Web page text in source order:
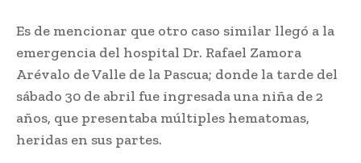
Es de mencionar que otro caso similar llegó a la
emergencia del hospital Dr. Rafael Zamora
Arévalo de Valle de la Pascua; donde la tarde del
sábado 30 de abril fue ingresada una niña de 2
años, que presentaba múltiples hematomas,
heridas en sus partes.